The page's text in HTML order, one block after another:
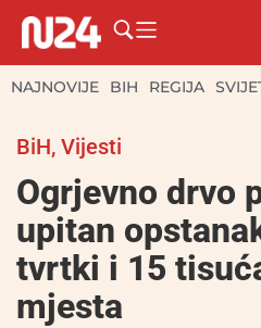
NAJNOVIJE BIH REGIJA
BiH, Vijesti
Ogrjevno drvo
upitan
tvrtki i 15
mjesta